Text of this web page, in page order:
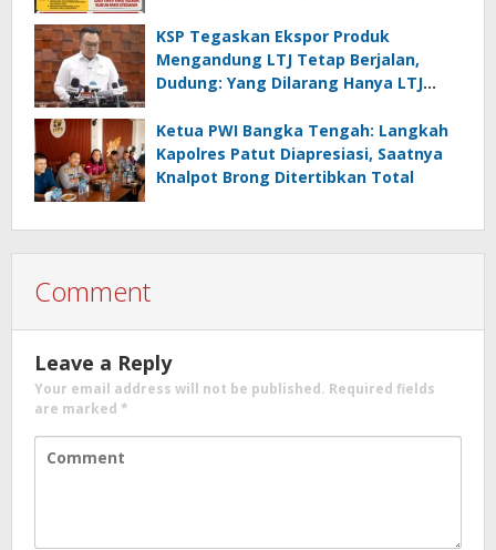
KSP Tegaskan Ekspor Produk
Mengandung LTJ Tetap Berjalan,
Dudung: Yang Dilarang Hanya LTJ
Ketua PWI Bangka Tengah: Langkah
Kapolres Patut Diapresiasi, Saatnya
Knalpot Brong Ditertibkan Total
Comment
Leave a Reply
Your email address will not be published. Required fields
are marked *